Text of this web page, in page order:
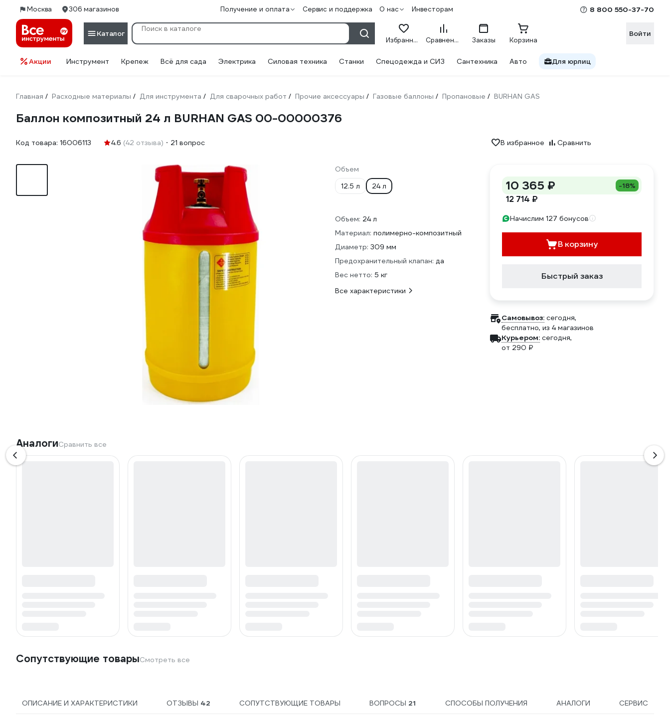
Москва 306 магазинов Получение и оплата Сервис и поддержка О нас Инвесторам 8 800 550-37-70
Каталог
Избранное Сравнение Заказы Корзина
Войти
Акции Инструмент Крепеж Всё для сада Электрика Силовая техника Станки Спецодежда и СИЗ Сантехника Авто Для юрлиц
Главная / Расходные материалы / Для инструмента / Для сварочных работ / Прочие аксессуары / Газовые баллоны / Пропановые / BURHAN GAS
Баллон композитный 24 л BURHAN GAS 00-00000376
Код товара: 16006113 4.6 (42 отзыва) 21 вопрос В избранное Сравнить
Объем
12.5 л
24 л
Объем: 24 л
Материал: полимерно-композитный
Диаметр: 309 мм
Предохранительный клапан: да
Вес нетто: 5 кг
Все характеристики
10 365 ₽ -18%
12 714 ₽
Начислим 127 бонусов
В корзину
Быстрый заказ
Самовывоз: сегодня,
бесплатно, из 4 магазинов
Курьером: сегодня,
от 290 ₽
АналогиСравнить все
Сопутствующие товарыСмотреть все
ОПИСАНИЕ И ХАРАКТЕРИСТИКИ ОТЗЫВЫ 42 СОПУТСТВУЮЩИЕ ТОВАРЫ ВОПРОСЫ 21 СПОСОБЫ ПОЛУЧЕНИЯ АНАЛОГИ СЕРВИС